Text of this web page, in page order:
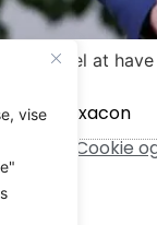
vise
en fordel at
Om Axacon
Cookie